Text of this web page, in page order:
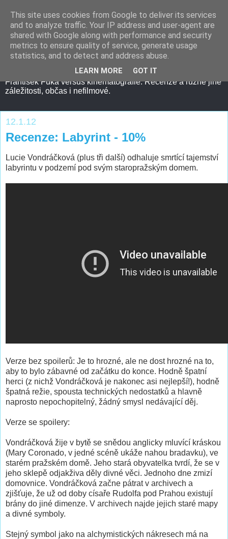
František Fuka versus kinematografie. Recenze a různé jiné
záležitosti, občas i nefilmové.
12.1.12
Recenze: Labyrint - 10%
Lucie Vondráčková (plus tři další) odhaluje smrtící tajemství
labyrintu v podzemí pod svým staropražským domem.
Verze bez spoilerů: Je to hrozné, ale ne dost hrozné na to,
aby to bylo zábavné od začátku do konce. Hodně špatní
herci (z nichž Vondráčková je nakonec asi nejlepší!), hodně
špatná režie, spousta technických nedostatků a hlavně
naprosto nepochopitelný, žádný smysl nedávající děj.
Verze se spoilery:
Vondráčková žije v bytě se snědou anglicky mluvící kráskou
(Mary Coronado, v jedné scéně ukáže nahou bradavku), ve
starém pražském domě. Jeho stará obyvatelka tvrdí, že se v
jeho sklepě odjakživa děly divné věci. Jednoho dne zmizí
domovnice. Vondráčková začne pátrat v archivech a
zjišťuje, že už od doby císaře Rudolfa pod Prahou existují
brány do jiné dimenze. V archivech najde jejich staré mapy
a divné symboly.
Stejný symbol jako na alchymistických nákresech má na
This site uses cookies from Google to deliver its services
and to analyze traffic. Your IP address and user-agent are
shared with Google along with performance and security
metrics to ensure quality of service, generate usage
statistics, and to detect and address abuse.
LEARN MORE GOT IT